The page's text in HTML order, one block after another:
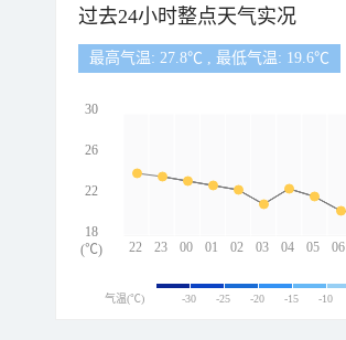
过去24小时整点天气实况
最高气温: 27.8℃ , 最低气温: 19.6℃
22 23 00 01 02 03 04 05 06
30
26
22
18
(℃)
气温(℃) -30 -25 -20 -15 -10